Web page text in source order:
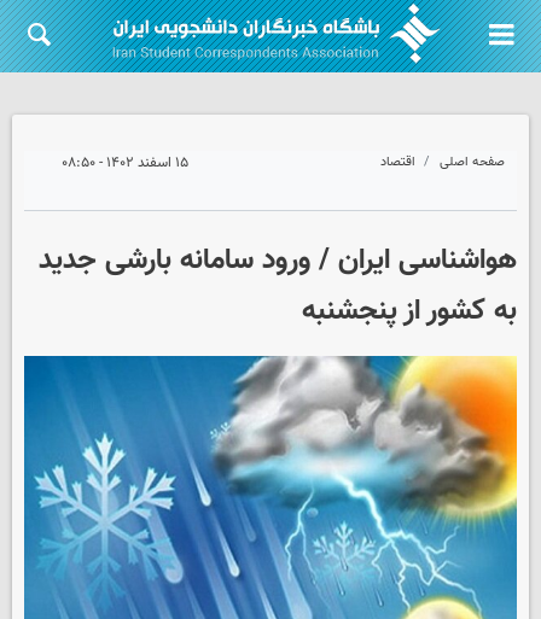
صفحه اصلی اقتصاد ۱۵ اسفند ۱۴۰۲ - ۰۸:۵۰
هواشناسی ایران / ورود سامانه بارشی جدید
به کشور از پنجشنبه